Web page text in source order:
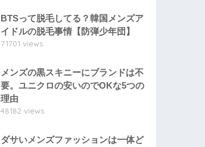
BTSって脱毛してる？韓国メンズア
イドルの脱毛事情【防弾少年団】
71701 views
メンズの黒スキニーにブランドは不
要。ユニクロの安いのでOKな5つの
理由
48182 views
ダサいメンズファッションは一体ど